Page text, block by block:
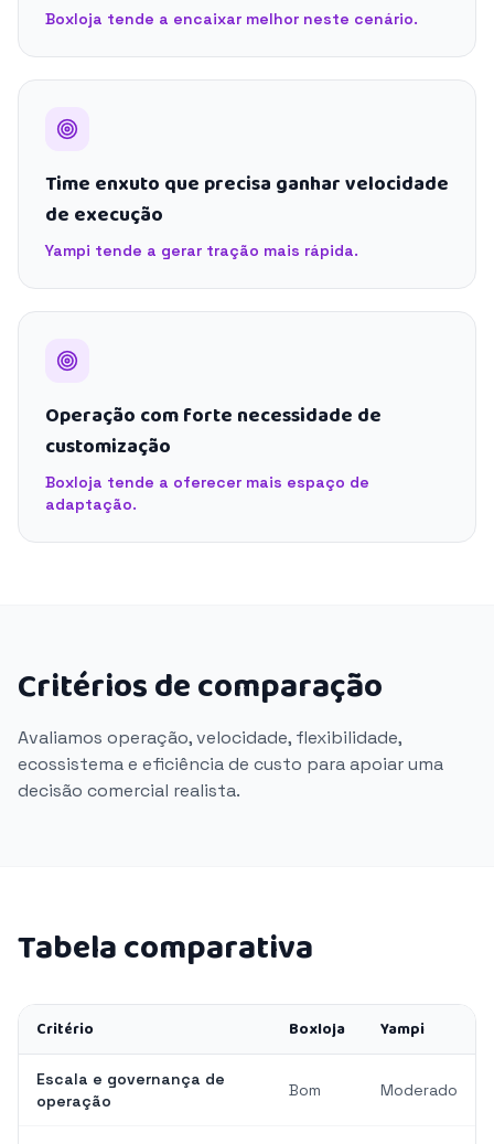
Boxloja tende a encaixar melhor neste cenário.
Time enxuto que precisa ganhar velocidade
de execução
Yampi tende a gerar tração mais rápida.
Operação com forte necessidade de
customização
Boxloja tende a oferecer mais espaço de
adaptação.
Critérios de comparação
Avaliamos operação, velocidade, flexibilidade,
ecossistema e eficiência de custo para apoiar uma
decisão comercial realista.
Tabela comparativa
Critério Boxloja Yampi
Escala e governança de
operação
Bom Moderado